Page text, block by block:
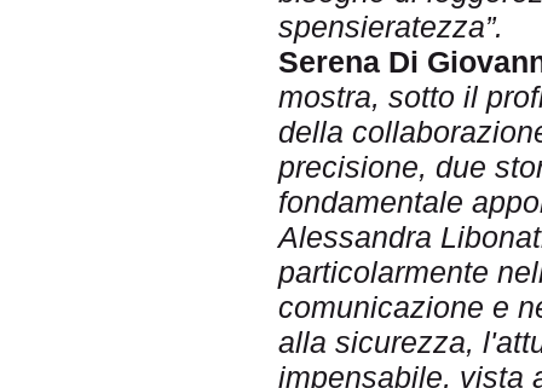
spensieratezza”.
Serena Di
mostra, sotto il
della
precisione, due
fondamentale
Alessandra
particolarmente
comunicazione e
alla sicurezza,
impensabile, vista